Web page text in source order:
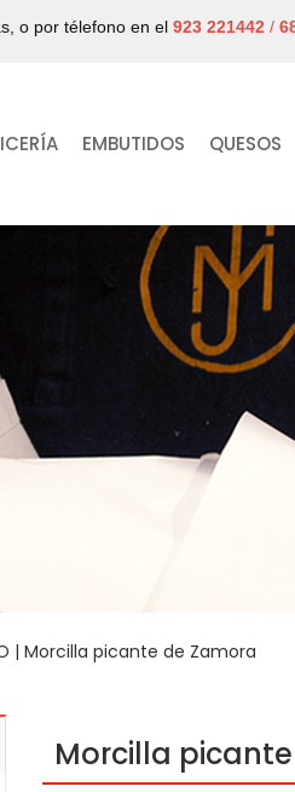
o por télefono en el 923 221442 /
EMBUTIDOS QUESOS
| Morcilla picante de Zamora
Morcilla